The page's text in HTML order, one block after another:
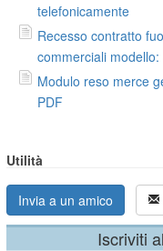
telefonicamente
Recesso contratto
commerciali modello:
Modulo reso merce
PDF
Utilità
Invia a un amico
Iscriviti